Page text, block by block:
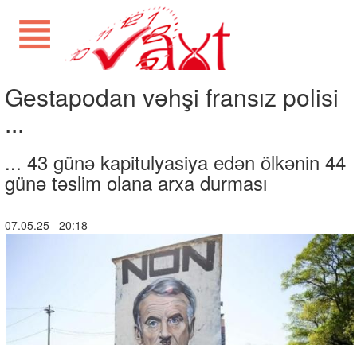
Gestapodan vəhşi fransız polisi
...
... 43 günə kapitulyasiya edən ölkənin 44
günə təslim olana arxa durması
07.05.25 20:18